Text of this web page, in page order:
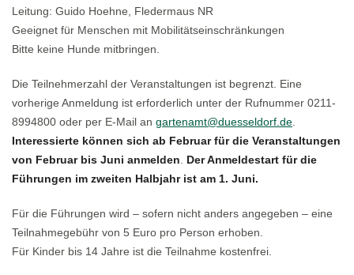
Leitung: Guido Hoehne, Fledermaus NR
Geeignet für Menschen mit Mobilitätseinschränkungen
Bitte keine Hunde mitbringen.
Die Teilnehmerzahl der Veranstaltungen ist begrenzt. Eine
vorherige Anmeldung ist erforderlich unter der Rufnummer 0211-
8994800 oder per E-Mail an gartenamt@duesseldorf.de.
Interessierte können sich ab Februar für die Veranstaltungen
von Februar bis Juni anmelden. Der Anmeldestart für die
Führungen im zweiten Halbjahr ist am 1. Juni.
Für die Führungen wird – sofern nicht anders angegeben – eine
Teilnahmegebühr von 5 Euro pro Person erhoben.
Für Kinder bis 14 Jahre ist die Teilnahme kostenfrei.